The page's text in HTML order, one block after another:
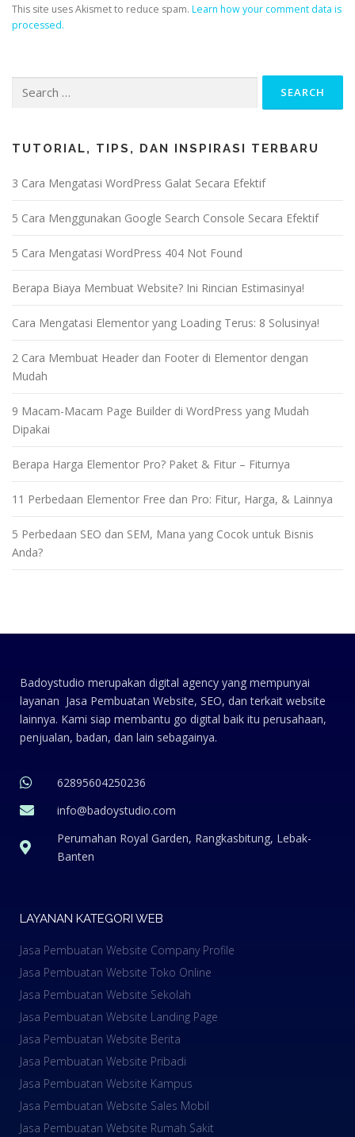
This site uses Akismet to reduce spam. Learn how your comment data is
processed.
TUTORIAL, TIPS, DAN INSPIRASI TERBARU
3 Cara Mengatasi WordPress Galat Secara Efektif
5 Cara Menggunakan Google Search Console Secara Efektif
5 Cara Mengatasi WordPress 404 Not Found
Berapa Biaya Membuat Website? Ini Rincian Estimasinya!
Cara Mengatasi Elementor yang Loading Terus: 8 Solusinya!
2 Cara Membuat Header dan Footer di Elementor dengan
Mudah
9 Macam-Macam Page Builder di WordPress yang Mudah
Dipakai
Berapa Harga Elementor Pro? Paket & Fitur – Fiturnya
11 Perbedaan Elementor Free dan Pro: Fitur, Harga, & Lainnya
5 Perbedaan SEO dan SEM, Mana yang Cocok untuk Bisnis
Anda?
Badoystudio merupakan digital agency yang mempunyai
layanan Jasa Pembuatan Website, SEO, dan terkait website
lainnya. Kami siap membantu go digital baik itu perusahaan,
penjualan, badan, dan lain sebagainya.
62895604250236
info@badoystudio.com
Perumahan Royal Garden, Rangkasbitung, Lebak-
Banten
LAYANAN KATEGORI WEB
Jasa Pembuatan Website Company Profile
Jasa Pembuatan Website Toko Online
Jasa Pembuatan Website Sekolah
Jasa Pembuatan Website Landing Page
Jasa Pembuatan Website Berita
Jasa Pembuatan Website Pribadi
Jasa Pembuatan Website Kampus
Jasa Pembuatan Website Sales Mobil
Jasa Pembuatan Website Rumah Sakit